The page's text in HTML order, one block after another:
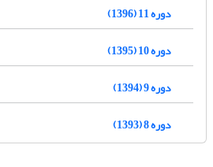
دوره 11 (1396)
دوره 10 (1395)
دوره 9 (1394)
دوره 8 (1393)